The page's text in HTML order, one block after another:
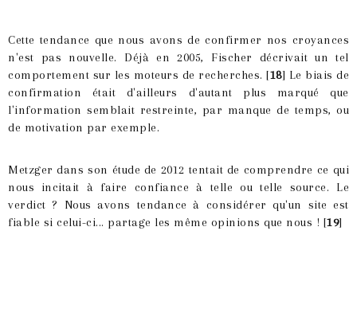
Cette tendance que nous avons de confirmer nos croyances
n'est pas nouvelle. Déjà en 2005, Fischer décrivait un tel
comportement sur les moteurs de recherches. [18] Le biais de
confirmation était d'ailleurs d'autant plus marqué que
l'information semblait restreinte, par manque de temps, ou
de motivation par exemple.
Metzger dans son étude de 2012 tentait de comprendre ce qui
nous incitait à faire confiance à telle ou telle source. Le
verdict ? Nous avons tendance à considérer qu'un site est
fiable si celui-ci... partage les même opinions que nous ! [19]